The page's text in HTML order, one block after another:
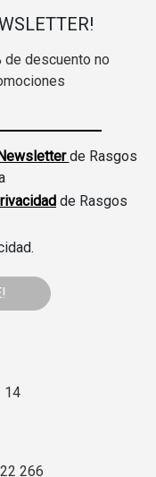
de descuento no
de Rasgos
de Rasgos
14
266